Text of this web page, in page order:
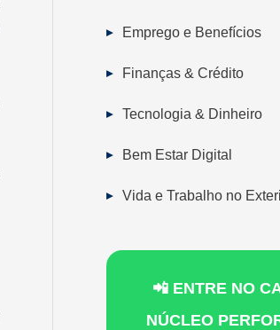
Emprego e Benefícios
Finanças & Crédito
Tecnologia & Dinheiro
Bem Estar Digital
Vida e Trabalho no
📲 ENTRE NO
NÚCLEO